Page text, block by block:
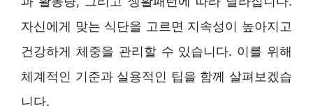
자신에게 맞는 식단을 고르면 지속성이 높아지고
건강하게 체중을 관리할 수 있습니다. 이를 위해
체계적인 기준과 실용적인 팁을 함께 살펴보겠습
니다.